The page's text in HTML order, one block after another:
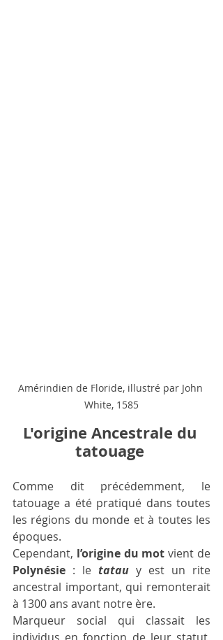
Amérindien de Floride, illustré par John
White, 1585
L'origine Ancestrale du
tatouage
Comme dit précédemment, le
tatouage a été pratiqué dans toutes
les régions du monde et à toutes les
époques.
Cependant, l’origine du mot
Polynésie : le tatau y est un rite
ancestral important, qui remonterait
à 1300 ans avant notre ère.
Marqueur social qui classait les